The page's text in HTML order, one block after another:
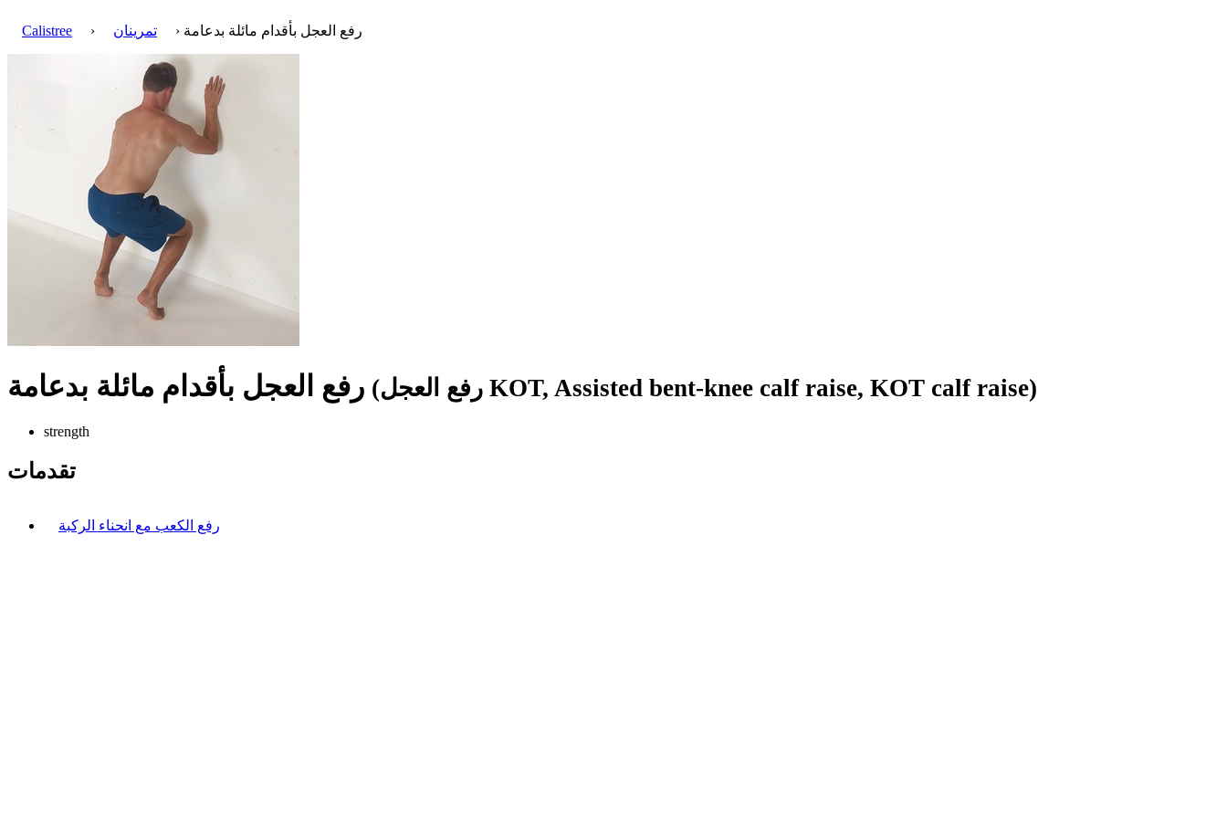
Calistree › تمرينان › رفع العجل بأقدام مائلة بدعامة
(رفع العجل KOT, Assisted bent-knee calf raise, KOT calf raise)
strength
تقدمات
رفع الكعب مع انحناء الركبة